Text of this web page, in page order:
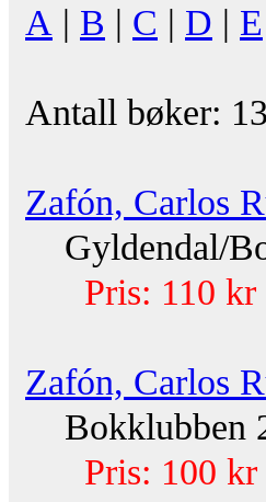
A | B | C | D | E
Antall bøker: 13
Zafón, Carlos
Gyldendal/
Pris: 110
Zafón, Carlos
Bokklubben
Pris: 100